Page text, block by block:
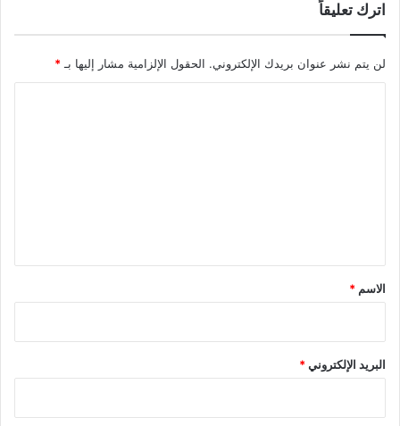
اترك تعليقاً
لن يتم نشر عنوان بريدك الإلكتروني. الحقول الإلزامية مشار إليها بـ*
*
الاسم *
البريد الإلكتروني*